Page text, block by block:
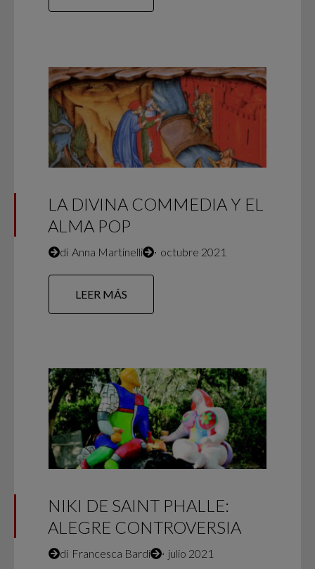
LA DIVINA COMMEDIA Y EL
ALMA POP
di Anna Martinelli ∙ octubre 2021
LEER MÁS
NIKI DE SAINT PHALLE:
ALEGRE CONTROVERSIA
di Francesca Bardi ∙ julio 2021